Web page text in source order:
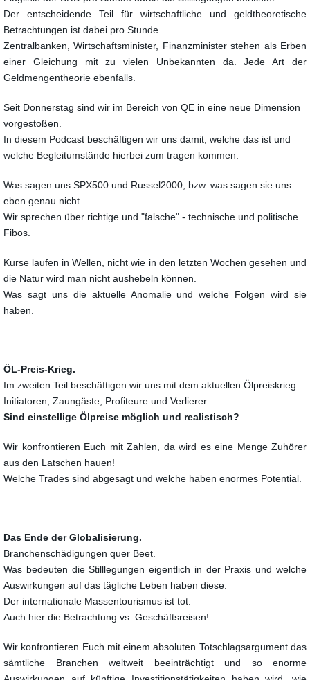
Der entscheidende Teil für wirtschaftliche und geldtheoretische
Betrachtungen ist dabei pro Stunde.
Zentralbanken, Wirtschaftsminister, Finanzminister stehen als Erben
einer Gleichung mit zu vielen Unbekannten da. Jede Art der
Geldmengentheorie ebenfalls.
Seit Donnerstag sind wir im Bereich von QE in eine neue Dimension
vorgestoßen.
In diesem Podcast beschäftigen wir uns damit, welche das ist und
welche Begleitumstände hierbei zum tragen kommen.
Was sagen uns SPX500 und Russel2000, bzw. was sagen sie uns
eben genau nicht.
Wir sprechen über richtige und "falsche" - technische und politische
Fibos.
Kurse laufen in Wellen, nicht wie in den letzten Wochen gesehen und
die Natur wird man nicht aushebeln können.
Was sagt uns die aktuelle Anomalie und welche Folgen wird sie
haben.
ÖL-Preis-Krieg.
Im zweiten Teil beschäftigen wir uns mit dem aktuellen Ölpreiskrieg.
Initiatoren, Zaungäste, Profiteure und Verlierer.
Sind einstellige Ölpreise möglich und realistisch?
Wir konfrontieren Euch mit Zahlen, da wird es eine Menge Zuhörer
aus den Latschen hauen!
Welche Trades sind abgesagt und welche haben enormes Potential.
Das Ende der Globalisierung.
Branchenschädigungen quer Beet.
Was bedeuten die Stilllegungen eigentlich in der Praxis und welche
Auswirkungen auf das tägliche Leben haben diese.
Der internationale Massentourismus ist tot.
Auch hier die Betrachtung vs. Geschäftsreisen!
Wir konfrontieren Euch mit einem absoluten Totschlagsargument das
sämtliche Branchen weltweit beeinträchtigt und so enorme